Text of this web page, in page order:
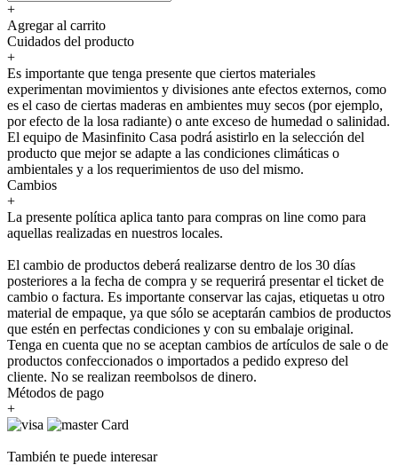
+
Agregar al carrito
Cuidados del producto
+
Es importante que tenga presente que ciertos materiales
experimentan movimientos y divisiones ante efectos externos, como
es el caso de ciertas maderas en ambientes muy secos (por ejemplo,
por efecto de la losa radiante) o ante exceso de humedad o salinidad.
El equipo de Masinfinito Casa podrá asistirlo en la selección del
producto que mejor se adapte a las condiciones climáticas o
ambientales y a los requerimientos de uso del mismo.
Cambios
+
La presente política aplica tanto para compras on line como para
aquellas realizadas en nuestros locales.
El cambio de productos deberá realizarse dentro de los 30 días
posteriores a la fecha de compra y se requerirá presentar el ticket de
cambio o factura. Es importante conservar las cajas, etiquetas u otro
material de empaque, ya que sólo se aceptarán cambios de productos
que estén en perfectas condiciones y con su embalaje original.
Tenga en cuenta que no se aceptan cambios de artículos de sale o de
productos confeccionados o importados a pedido expreso del
cliente. No se realizan reembolsos de dinero.
Métodos de pago
+
También te puede interesar